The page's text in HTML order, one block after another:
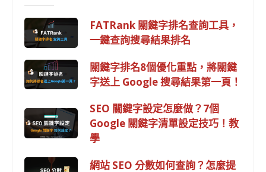
FATRank 關鍵字排名查詢工具，
一鍵查詢搜尋結果排名
關鍵字排名8個優化重點，將關鍵
字送上 Google 搜尋結果第一頁！
SEO 關鍵字設定怎麼做？7個
Google 關鍵字清單設定技巧！教
學
網站 SEO 分數如何查詢？怎麼提